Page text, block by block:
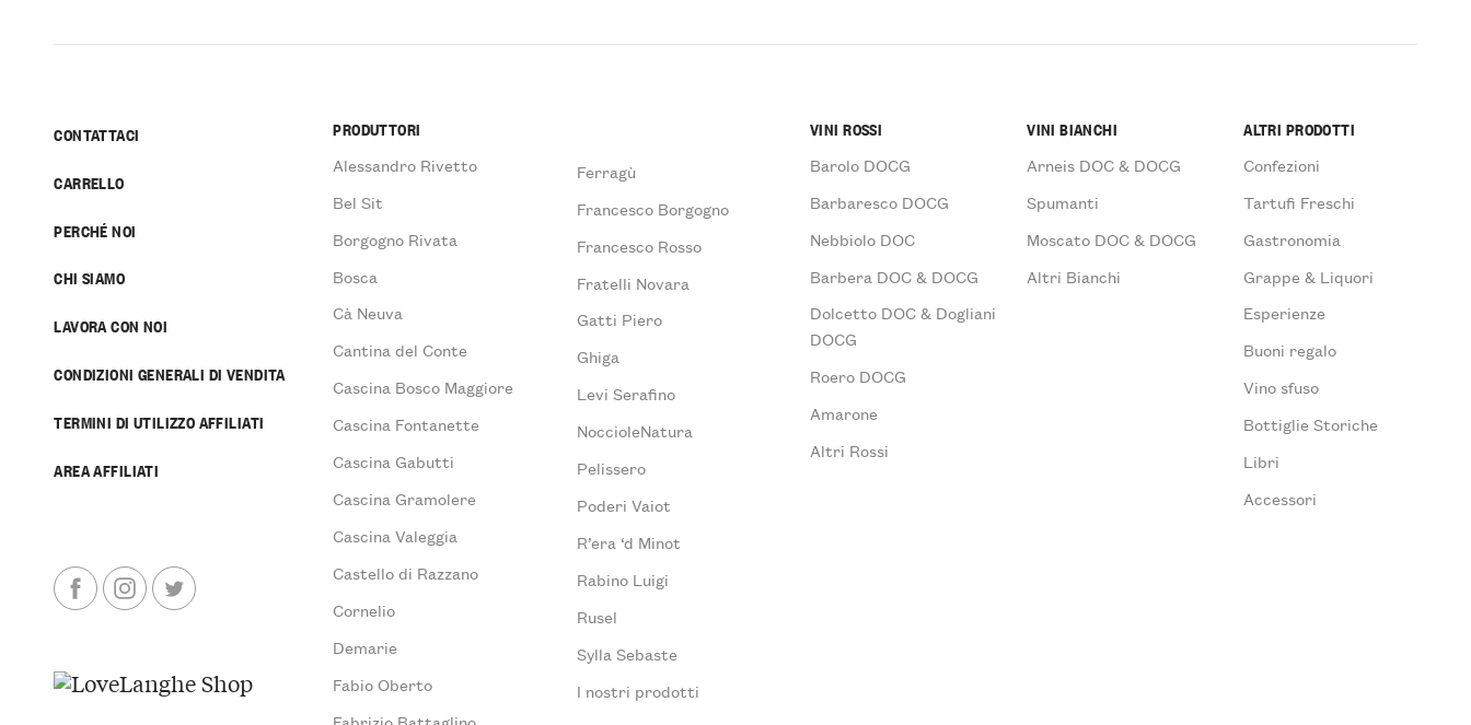
CONTATTACI
CARRELLO
PERCHÉ NOI
CHI SIAMO
LAVORA CON NOI
CONDIZIONI GENERALI DI VENDITA
TERMINI DI UTILIZZO AFFILIATI
AREA AFFILIATI
PRODUTTORI
Alessandro Rivetto
Bel Sit
Borgogno Rivata
Bosca
Cà Neuva
Cantina del Conte
Cascina Bosco Maggiore
Cascina Fontanette
Cascina Gabutti
Cascina Gramolere
Cascina Valeggia
Castello di Razzano
Cornelio
Demarie
Fabio Oberto
Ferragù
Francesco Borgogno
Francesco Rosso
Fratelli Novara
Gatti Piero
Ghiga
Levi Serafino
NoccioleNatura
Pelissero
Poderi Vaiot
R’era ‘d Minot
Rabino Luigi
Rusel
Sylla Sebaste
I nostri prodotti
VINI ROSSI
Barolo DOCG
Barbaresco DOCG
Nebbiolo DOC
Barbera DOC & DOCG
Dolcetto DOC & Dogliani
DOCG
Roero DOCG
Amarone
Altri Rossi
VINI BIANCHI
Arneis DOC & DOCG
Spumanti
Moscato DOC & DOCG
Altri Bianchi
ALTRI PRODOTTI
Confezioni
Tartufi Freschi
Gastronomia
Grappe & Liquori
Esperienze
Buoni regalo
Vino sfuso
Bottiglie Storiche
Libri
Accessori